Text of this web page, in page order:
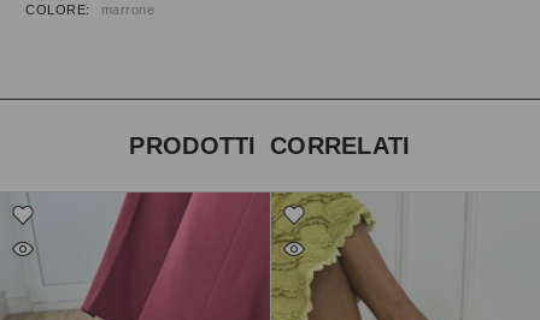
COLORE marrone
PRODOTTI CORRELATI